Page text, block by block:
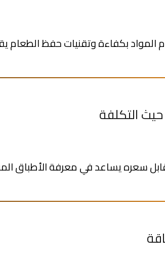
بكفاءة وتقنيات حفظ الطعام
يساعد في معرفة الأطباق